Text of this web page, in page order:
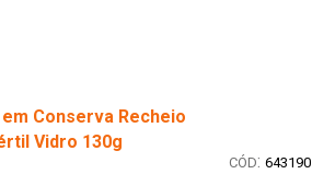
Conserva Recheio
Vidro 130g
: 643190